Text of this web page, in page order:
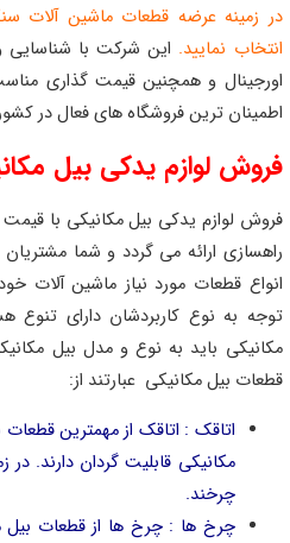
در زمینه عرضه قطعات ماشین آلات
انتخاب نمایید. این شرکت با شناسایی
اورجینال و همچنین قیمت گذاری
اطمینان ترین فروشگاه های فعال در
فروش لوازم یدکی بیل
فروش لوازم یدکی بیل مکانیکی با
راهسازی ارائه می گردد و شما
انواع قطعات مورد نیاز ماشین آلات
توجه به نوع کاربردشان دارای تنوع
مکانیکی باید به نوع و مدل بیل
قطعات بیل مکانیکی عبارتند از:
اتاقک : اتاقک از مهمترین
مکانیکی قابلیت گردان دارند.
چرخند.
چرخ‌ ها : چرخ‌ ها از قطعات